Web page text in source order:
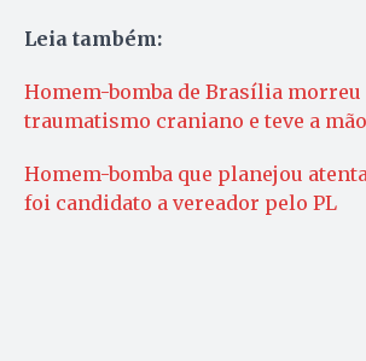
Leia também:
Homem-bomba de Brasília
traumatismo craniano e teve a
Homem-bomba que planejou
foi candidato a vereador pelo PL